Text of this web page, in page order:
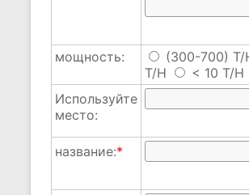
мощность: (300-700) T/
T/H
< 10 T/H
Используйте
место:
название:*